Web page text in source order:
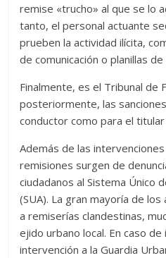
remise «trucho» al que se lo
tanto, el personal actuante
prueben la actividad ilícita,
de comunicación o planillas
Finalmente, es el Tribunal de
posteriormente, las
conductor como para el titular
Además de las
remisiones surgen de
ciudadanos al Sistema Único
(SUA). La gran mayoría de
a remiserías clandestinas,
ejido urbano local. En caso
intervención a la Guardia